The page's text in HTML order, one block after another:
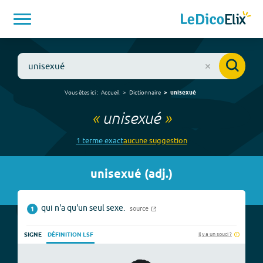
Vous êtes ici : Accueil Dictionnaire unisexué
« unisexué»
1 termeexactaucunesuggestion
unisexué (adj.)
1 qui n'a qu'un seul sexe. source
SIGNE DÉFINITION LSF Il y a un souci ?